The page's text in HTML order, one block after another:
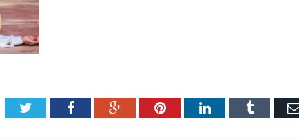
TwitterFacebookGoogle+PinterestLinkedInTumblr